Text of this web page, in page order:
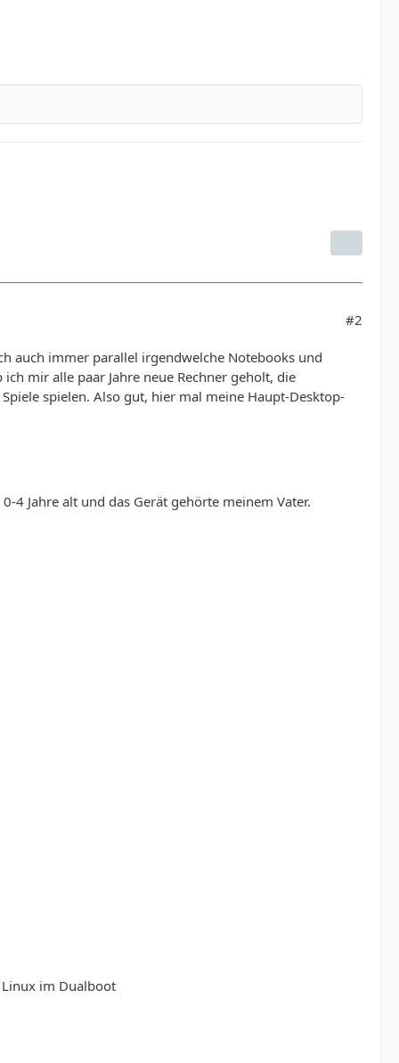
#2
auch immer parallel irgendwelche Notebooks und
mir alle paar Jahre neue Rechner geholt, die
spielen. Also gut, hier mal meine Haupt-Desktop-
Jahre alt und das Gerät gehörte meinem Vater.
im Dualboot